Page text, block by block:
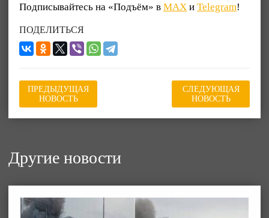
Подписывайтесь на «Подъём» в MAX и Telegram!
ПОДЕЛИТЬСЯ
ПРЕДЫДУЩАЯ
НОВОСТЬ
СЛЕДУЮЩАЯ
НОВОСТЬ
Другие новости